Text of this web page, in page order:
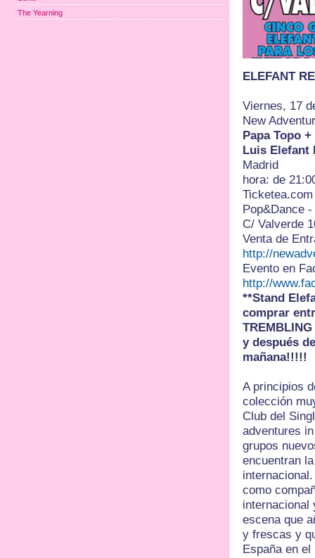
ELEFANT
Viernes, 17
New
Papa Topo
Luis Elefant
Madrid
hora: de
Pop&Dance
C/ Valverde
Venta de
http://
Evento en
http://
**Stand
comprar
y después
mañana!!!!!
A principios
colección
Club del
adventures
grupos
encuentran
como
internacional
escena que
y frescas y
España en
The Yearning